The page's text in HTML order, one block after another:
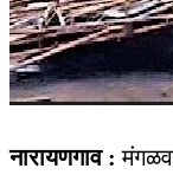
नारायणगाव :